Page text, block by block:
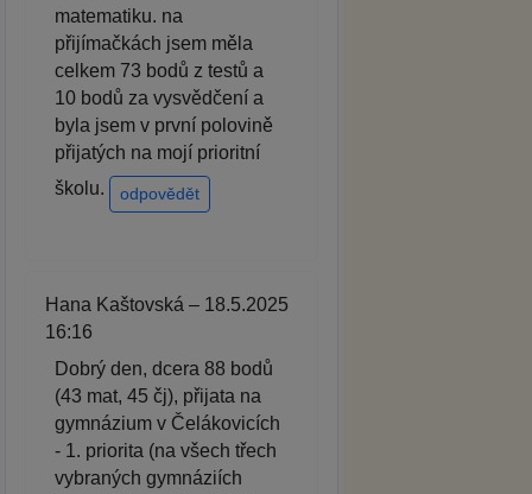
matematiku. na
přijímačkách jsem měla
celkem 73 bodů z testů a
10 bodů za vysvědčení a
byla jsem v první polovině
přijatých na mojí prioritní
školu.
odpovědět
Hana Kaštovská – 18.5.2025
16:16
Dobrý den, dcera 88 bodů
(43 mat, 45 čj), přijata na
gymnázium v Čelákovicích
- 1. priorita (na všech třech
vybraných gymnáziích